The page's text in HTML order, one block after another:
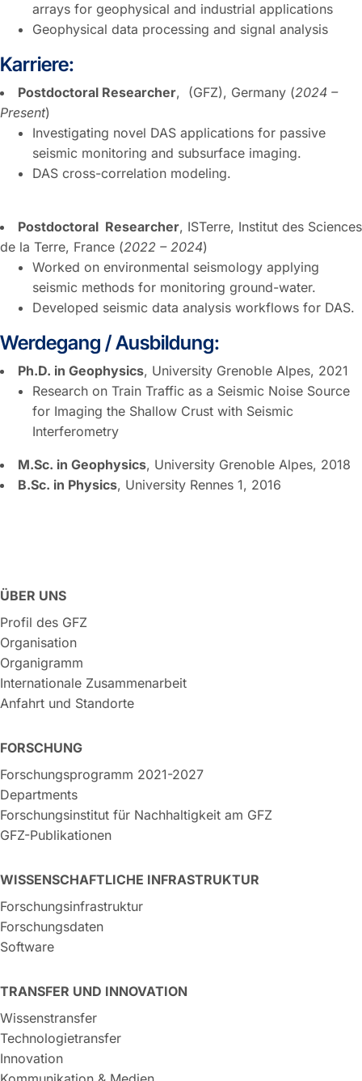
arrays for geophysical and industrial applications
Geophysical data processing and signal analysis
Karriere:
Postdoctoral Researcher, (GFZ), Germany (2024 –
Present)
Investigating novel DAS applications for passive
seismic monitoring and subsurface imaging.
DAS cross-correlation modeling.
Postdoctoral Researcher, ISTerre, Institut des Sciences
de la Terre, France (2022 – 2024)
Worked on environmental seismology applying
seismic methods for monitoring ground-water.
Developed seismic data analysis workflows for DAS.
Werdegang / Ausbildung:
Ph.D. in Geophysics, University Grenoble Alpes, 2021
Research on Train Traffic as a Seismic Noise Source
for Imaging the Shallow Crust with Seismic
Interferometry
M.Sc. in Geophysics, University Grenoble Alpes, 2018
B.Sc. in Physics, University Rennes 1, 2016
ÜBER UNS
Profil des GFZ
Organisation
Organigramm
Internationale Zusammenarbeit
Anfahrt und Standorte
FORSCHUNG
Forschungsprogramm 2021-2027
Departments
Forschungsinstitut für Nachhaltigkeit am GFZ
GFZ-Publikationen
WISSENSCHAFTLICHE INFRASTRUKTUR
Forschungsinfrastruktur
Forschungsdaten
Software
TRANSFER UND INNOVATION
Wissenstransfer
Technologietransfer
Innovation